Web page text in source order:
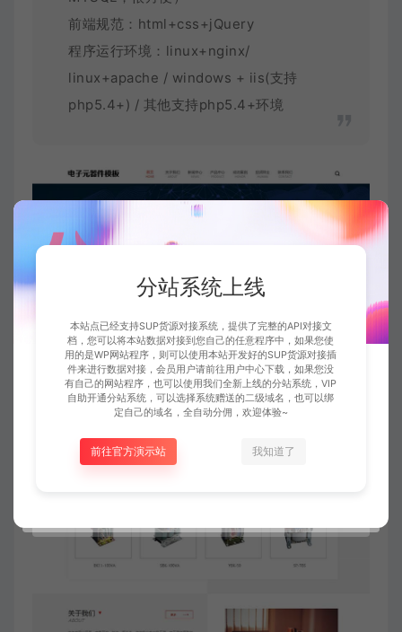
前端规范：html+css+jQuery
程序运行环境：linux+nginx/
linux+apache / windows + iis(支持
php5.4+) / 其他支持php5.4+环境
分站系统上线
本站点已经支持SUP货源对接系统，提供了完整的API对接文
档，您可以将本站数据对接到您自己的任意程序中，如果您使
用的是WP网站程序，则可以使用本站开发好的SUP货源对接插
件来进行数据对接，会员用户请前往用户中心下载，如果您没
有自己的网站程序，也可以使用我们全新上线的分站系统，VIP
自助开通分站系统，可以选择系统赠送的二级域名，也可以绑
定自己的域名，全自动分佣，欢迎体验~
前往官方演示站 我知道了